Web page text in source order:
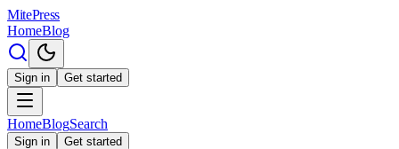
MitePress
HomeBlog
Sign in Get started
HomeBlogSearch
Sign in Get started